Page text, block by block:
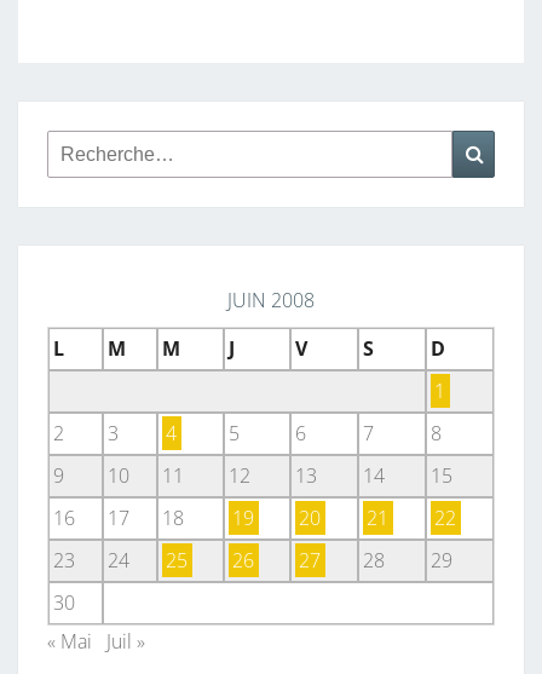
Rechercher :
JUIN 2008
L
M M J V S
D
1
2
3 4 5 6 7
8
9
10 11 12 13 14
15
16
17 18 19 20 21
22
23
24 25 26 27 28
29
30
« Mai
Juil »